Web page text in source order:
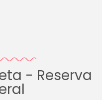
- Reserva